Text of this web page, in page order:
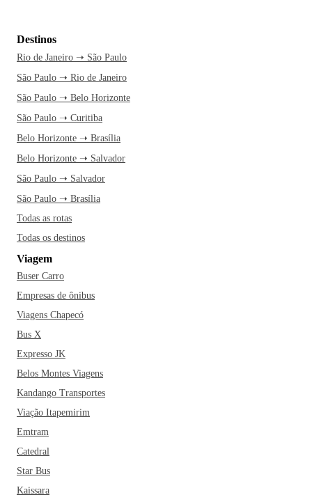
Destinos
Rio de Janeiro ➝ São Paulo
São Paulo ➝ Rio de Janeiro
São Paulo ➝ Belo Horizonte
São Paulo ➝ Curitiba
Belo Horizonte ➝ Brasília
Belo Horizonte ➝ Salvador
São Paulo ➝ Salvador
São Paulo ➝ Brasília
Todas as rotas
Todas os destinos
Viagem
Buser Carro
Empresas de ônibus
Viagens Chapecó
Bus X
Expresso JK
Belos Montes Viagens
Kandango Transportes
Viação Itapemirim
Emtram
Catedral
Star Bus
Kaissara